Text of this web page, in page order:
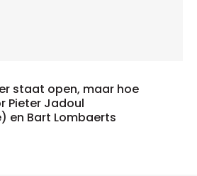
staat open, maar hoe
Pieter Jadoul
en Bart Lombaerts